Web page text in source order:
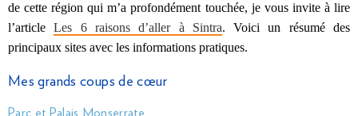
de cette région qui m’a profondément touchée, je vous invite à lire
l’articleLes 6 raisons d’aller à Sintra. Voici un résumé des
principaux sites avec les informations pratiques.
Mes grands coups de cœur
Parc et Palais Monserrate